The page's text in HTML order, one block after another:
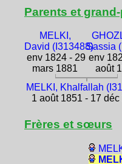
Parents et
MELKI,
David (I313488)
env 1824 - 29
mars 1881
Sassia
env
août
MELKI, Khalfallah
1 août 1851 - 17 déc
Frères et sœurs